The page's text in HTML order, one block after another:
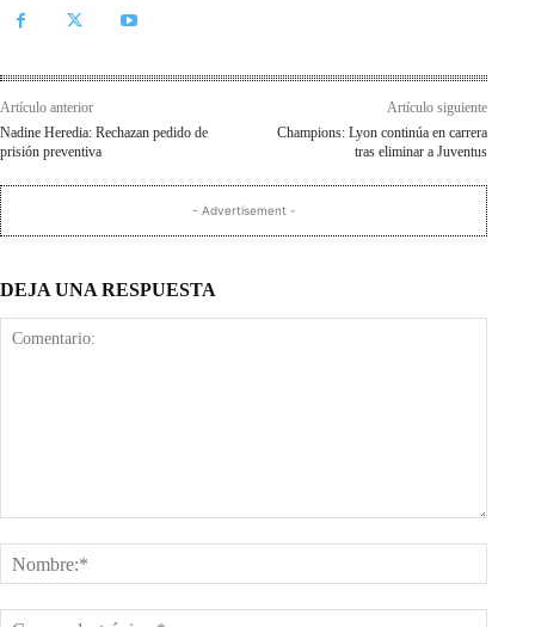
Artículo anterior
Nadine Heredia: Rechazan pedido de
prisión preventiva
Artículo siguiente
Champions: Lyon continúa en carrera
tras eliminar a Juventus
- Advertisement -
DEJA UNA RESPUESTA